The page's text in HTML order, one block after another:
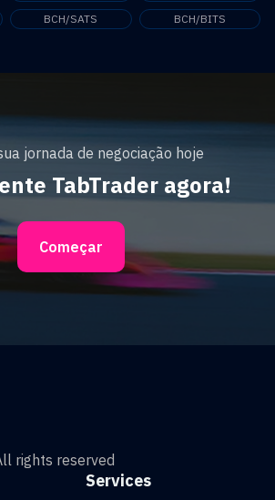
BCH/SATS BCH/BITS
jornada de negociação hoje
TabTrader agora!
Começar
rights reserved
Services